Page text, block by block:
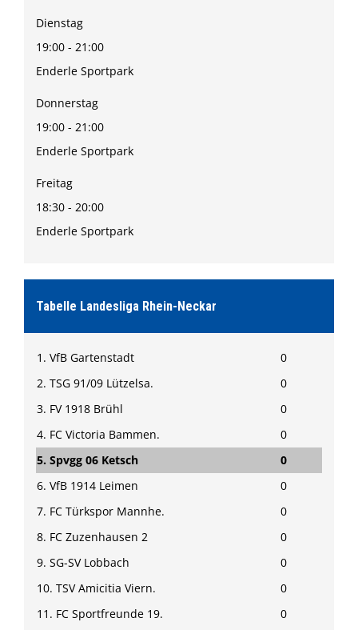
Dienstag
19:00 - 21:00
Enderle Sportpark
Donnerstag
19:00 - 21:00
Enderle Sportpark
Freitag
18:30 - 20:00
Enderle Sportpark
Tabelle Landesliga Rhein-Neckar
1. VfB Gartenstadt
0
2. TSG 91/09 Lützelsa.
0
3. FV 1918 Brühl
0
4. FC Victoria Bammen.
0
5. Spvgg 06 Ketsch
0
6. VfB 1914 Leimen
0
7. FC Türkspor Mannhe.
0
8. FC Zuzenhausen 2
0
9. SG-SV Lobbach
0
10. TSV Amicitia Viern.
0
11. FC Sportfreunde 19.
0